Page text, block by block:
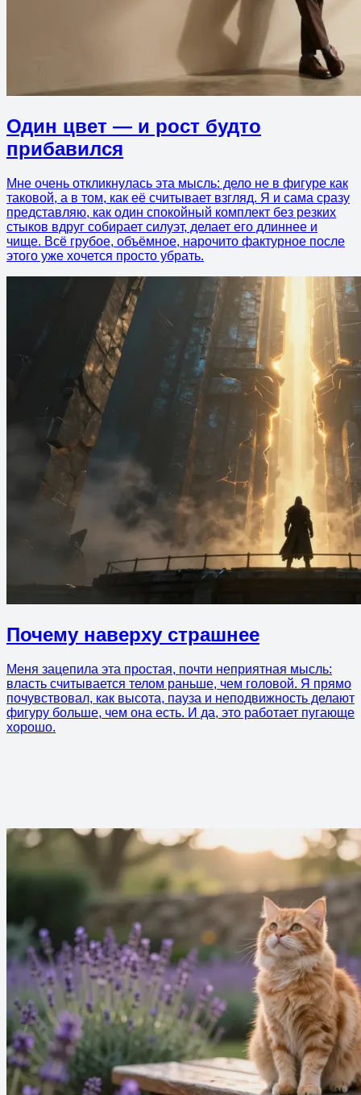
Один цвет — и рост будто
прибавился
Мне очень откликнулась эта мысль: дело не в фигуре как
таковой, а в том, как её считывает взгляд. Я и сама сразу
представляю, как один спокойный комплект без резких
стыков вдруг собирает силуэт, делает его длиннее и
чище. Всё грубое, объёмное, нарочито фактурное после
этого уже хочется просто убрать.
Почему наверху страшнее
Меня зацепила эта простая, почти неприятная мысль:
власть считывается телом раньше, чем головой. Я прямо
почувствовал, как высота, пауза и неподвижность делают
фигуру больше, чем она есть. И да, это работает пугающе
хорошо.